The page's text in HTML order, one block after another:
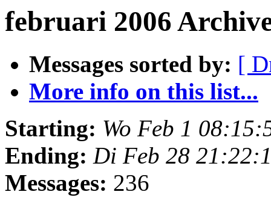
februari 2006
Messages sorted by: [
More info on this list...
Starting: Wo Feb 1
Ending: Di Feb 28
Messages: 236